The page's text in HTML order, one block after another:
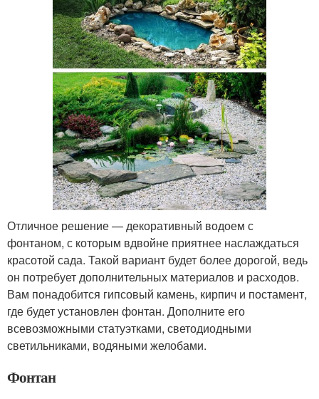
Отличное решение — декоративный водоем с
фонтаном, с которым вдвойне приятнее наслаждаться
красотой сада. Такой вариант будет более дорогой, ведь
он потребует дополнительных материалов и расходов.
Вам понадобится гипсовый камень, кирпич и постамент,
где будет установлен фонтан. Дополните его
всевозможными статуэтками, светодиодными
светильниками, водяными желобами.
Фонтан